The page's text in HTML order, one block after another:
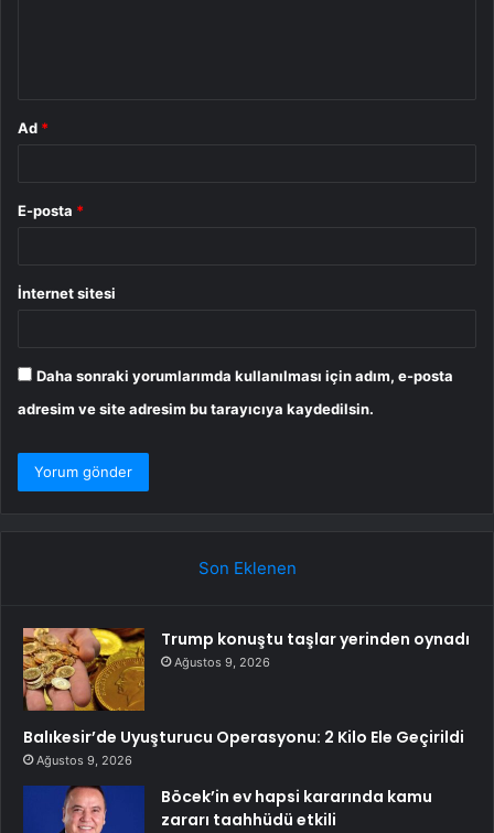
Ad *
E-posta *
İnternet sitesi
Daha sonraki yorumlarımda kullanılması için adım, e-posta
adresim ve site adresim bu tarayıcıya kaydedilsin.
Son Eklenen
Trump konuştu taşlar yerinden oynadı
Ağustos 9, 2026
Balıkesir’de Uyuşturucu Operasyonu: 2 Kilo Ele Geçirildi
Ağustos 9, 2026
Böcek’in ev hapsi kararında kamu
zararı taahhüdü etkili